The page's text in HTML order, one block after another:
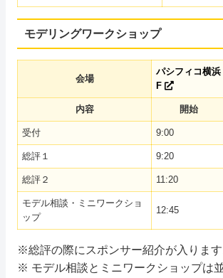
モデリングワークショップ
会場
パシフィコ横
F
内容 開始
受付 9:00
総評１ 9:20
総評２ 11:20
モデル相談・ミニワークショ
ップ
12:45
※総評の際にスポンサー紹介が入ります
※ モデル相談とミニワークショップは